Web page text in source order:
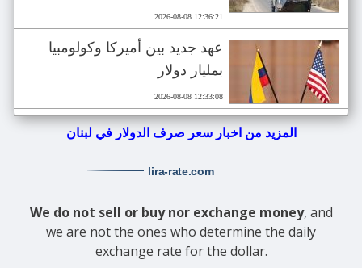
2026-08-08 12:36:21
عهد جديد بين أميركا وكولومبيا
بمليار دولار
2026-08-08 12:33:08
المزيد من اخبار سعر صرف الدولار في لبنان
lira-rate.com
We do not sell or buy nor exchange money, and
we are not the ones who determine the daily
exchange rate for the dollar.